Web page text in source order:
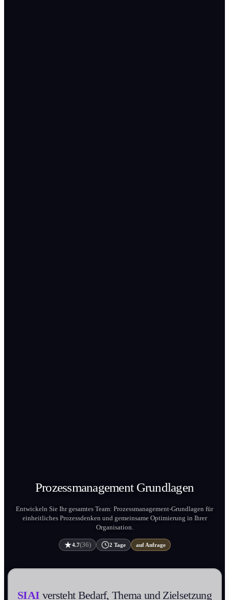
Prozess­managementGrundlagen
Entwickeln Sie Ihr gesamtes Team: Prozess­management-Grundlagen für
einheit­liches Prozessdenken und gemeinsame Optimierung in Ihrer
Organis­ation.
4.7(36) 2 Tage auf Anfrage
SIAI versteht Bedarf, Thema und Zielsetzung